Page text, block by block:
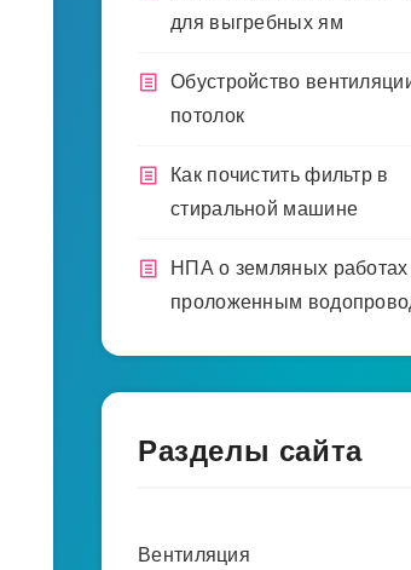
для выгребных ям
Обустройство
потолок
Как почистить фильтр в
стиральной машине
НПА о земляных работах
проложенным
Разделы сайта
Вентиляция